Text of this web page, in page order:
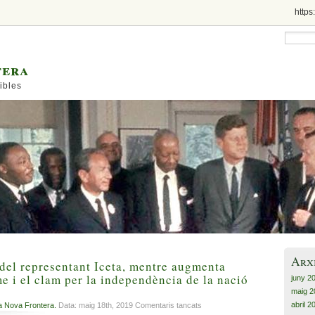
representant Iceta, mentre augmenta
i el clam per la independència de la nació
Nova Frontera. Data: maig 18th, 2019 Comentaris tancats
juny
maig
abril